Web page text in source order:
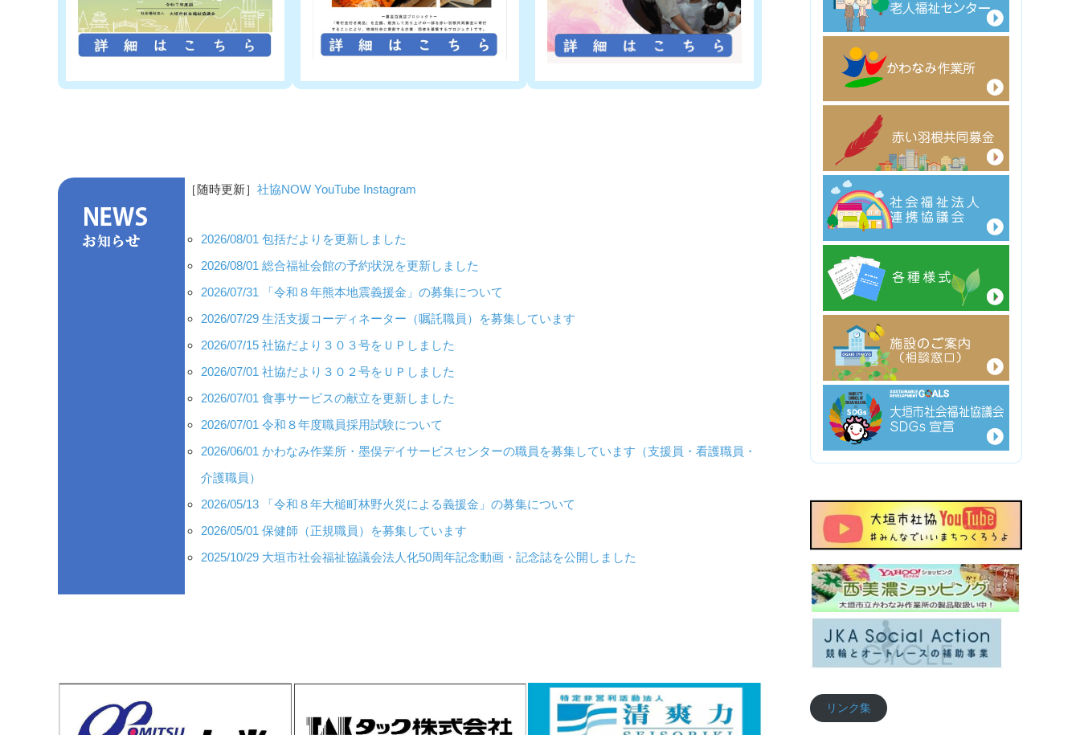
［随時更新］社協NOW YouTube Instagram
2026/08/01 包括だよりを更新しました
2026/08/01 総合福祉会館の予約状況を更新しました
2026/07/31 「令和８年熊本地震義援金」の募集について
2026/07/29 生活支援コーディネーター（嘱託職員）を募集しています
2026/07/15 社協だより３０３号をＵＰしました
2026/07/01 社協だより３０２号をＵＰしました
2026/07/01 食事サービスの献立を更新しました
2026/07/01 令和８年度職員採用試験について
2026/06/01 かわなみ作業所・墨俣デイサービスセンターの職員を募集しています（支援員・看護職員・
介護職員）
2026/05/13 「令和８年大槌町林野火災による義援金」の募集について
2026/05/01 保健師（正規職員）を募集しています
2025/10/29 大垣市社会福祉協議会法人化50周年記念動画・記念誌を公開しました
リンク集